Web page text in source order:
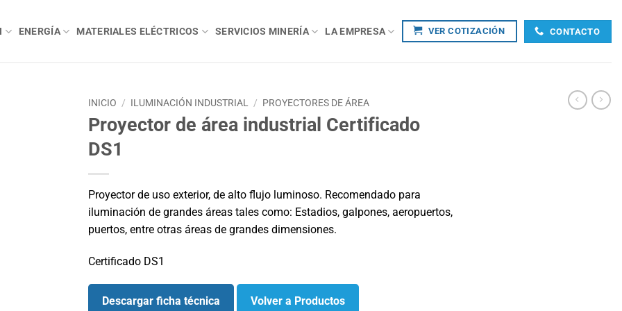
ENERGÍA MATERIALES ELÉCTRICOS SERVICIOS MINERÍA LA EMPRESA VER COTIZACIÓN CONTACTO
INICIO / ILUMINACIÓN INDUSTRIAL / PROYECTORES DE ÁREA
Proyector de área industrial Certificado
DS1
Proyector de uso exterior, de alto flujo luminoso. Recomendado para
iluminación de grandes áreas tales como: Estadios, galpones, aeropuertos,
puertos, entre otras áreas de grandes dimensiones.
Certificado DS1
Descargar ficha técnica Volver a Productos